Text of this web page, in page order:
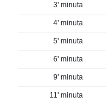
3' minuta
4' minuta
5' minuta
6' minuta
9' minuta
11' minuta